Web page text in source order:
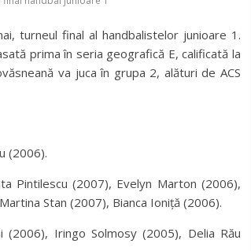
turneul final al handbalistelor junioare 1.
prima în seria geografică E, calificată la
va juca în grupa 2, alături de ACS
(2006).
Pintilescu (2007), Evelyn Marton (2006),
Stan (2007), Bianca Ioniță (2006).
(2006), Iringo Solmosy (2005), Delia Rău